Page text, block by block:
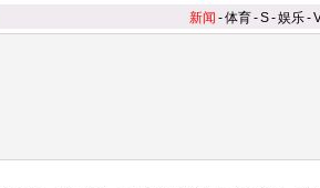
新闻 -体育-S-娱乐-